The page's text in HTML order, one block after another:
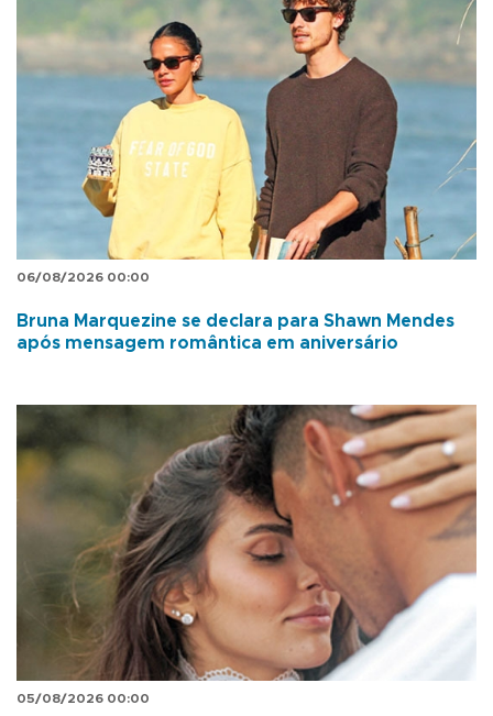
06/08/2026 00:00
Bruna Marquezine se declara para Shawn Mendes
após mensagem romântica em aniversário
05/08/2026 00:00